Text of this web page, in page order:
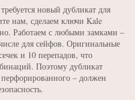
новый дубликат для
нам, сделаем ключи Kale
Работаем с любыми замками –
для сейфов. Оригинальные
и 10 перепадов, что
Поэтому дубликат
– должен